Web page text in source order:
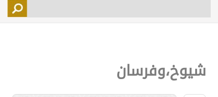
اتصل بنا
شيوخ،وفرسان